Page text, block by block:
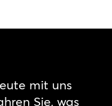
mit uns
Sie, was